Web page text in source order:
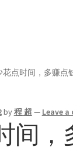
花点时间，多赚点
by程 超 — Leave
间，